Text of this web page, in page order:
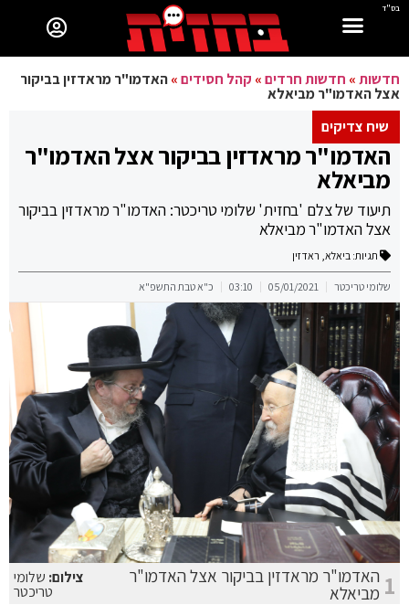
בס"ד
חדשות» חדשות חרדים» קהל חסידים»האדמו"ר מראדזין בביקור
אצל האדמו"ר מביאלא
שיח צדיקים
האדמו"ר מראדזין בביקור אצל האדמו"ר
מביאלא
תיעוד של צלם 'בחזית' שלומי טריכטר: האדמו"ר מראדזין בביקור
אצל האדמו"ר מביאלא
תגיות: ביאלא, ראדזין
שלומי טריכטר 05/01/2021
03:10 כ"א טבת התשפ"א
1 האדמו"ר מראדזין בביקור אצל האדמו"ר
מביאלא
צילום: שלומי
טריכטר